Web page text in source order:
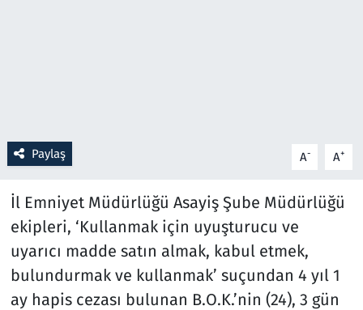
Paylaş A- A+
İl Emniyet Müdürlüğü Asayiş Şube Müdürlüğü
ekipleri, ‘Kullanmak için uyuşturucu ve
uyarıcı madde satın almak, kabul etmek,
bulundurmak ve kullanmak’ suçundan 4 yıl 1
ay hapis cezası bulunan B.O.K.’nin (24), 3 gün
Televizyon